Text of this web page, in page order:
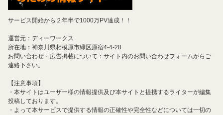
サービス開始から２年半で1000万PV達成！！
運営元：ディーワークス
所在地：神奈川県相模原市緑区原宿4-4-28
お問い合わせ・広告掲載について：サイト内のお問い合わせフォームからご
連絡下さい。
【注意事項】
・本サイトはユーザー様の情報提供及び本サイトと提携するライターが編集
投稿しております。
・よって本サービスで提供する情報の正確性や完全性などについては一切の